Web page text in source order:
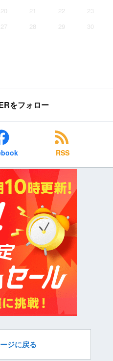
20 21 22
23
27 28 29
30
をフォロー
RSS
ジに戻る